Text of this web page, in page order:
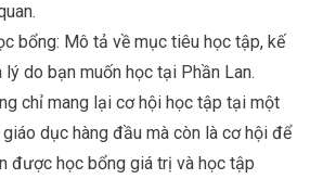
bổng: Mô tả về mục tiêu học tập, kế
lý do bạn muốn học tại Phần Lan.
chỉ mang lại cơ hội học tập tại một
dục hàng đầu mà còn là cơ hội để
được học bổng giá trị và học tập